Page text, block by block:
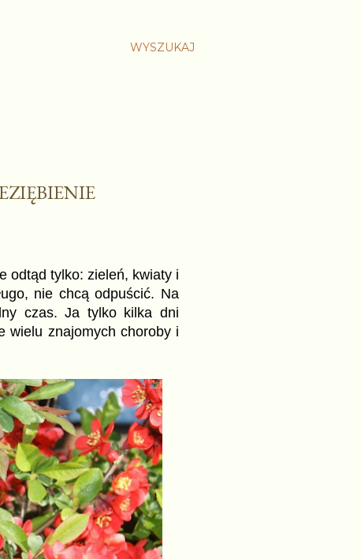
WYSZUKAJ
odtąd tylko: zieleń, kwiaty i
nie chcą odpuścić. Na
czas. Ja tylko kilka dni
wielu znajomych choroby i